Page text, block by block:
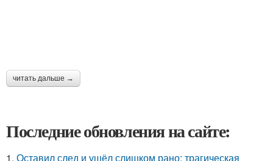
читать дальше →
Последние обновления на сайте:
1. Оставил след и ушёл слишком рано: трагическая